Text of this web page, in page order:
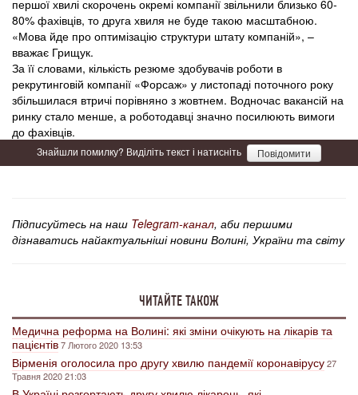
першої хвилі скорочень окремі компанії звільнили близько 60-
80% фахівців, то друга хвиля не буде такою масштабною.
«Мова йде про оптимізацію структури штату компаній», –
вважає Грищук.
За її словами, кількість резюме здобувачів роботи в
рекрутинговій компанії «Форсаж» у листопаді поточного року
збільшилася втричі порівняно з жовтнем. Водночас вакансій на
ринку стало менше, а роботодавці значно посилюють вимоги
до фахівців.
Знайшли помилку? Виділіть текст і натисніть Повідомити
Підписуйтесь на наш Telegram-канал, аби першими
дізнаватись найактуальніші новини Волині, України та світу
ЧИТАЙТЕ ТАКОЖ
Медична реформа на Волині: які зміни очікують на лікарів та
пацієнтів7 Лютого 2020 13:53
Вірменія оголосила про другу хвилю пандемії коронавірусу27
Травня 2020 21:03